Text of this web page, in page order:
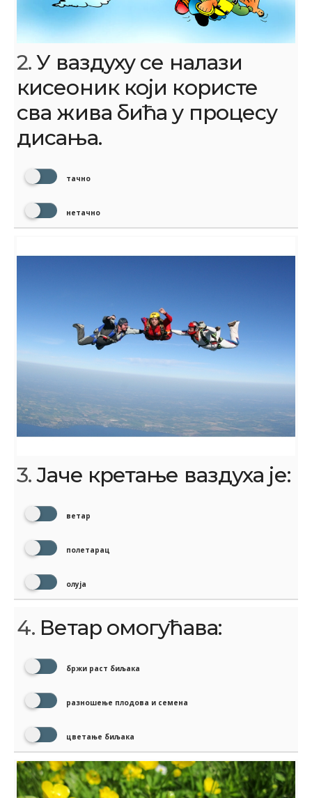
2.У ваздуху се налази
кисеоник који користе
сва жива бића у процесу
дисања.
тачно
нетачно
3.Јаче кретање ваздуха је:
ветар
полетарац
олуја
4. Ветар омогућава:
бржи раст биљака
разношење плодова и семена
цветање биљака